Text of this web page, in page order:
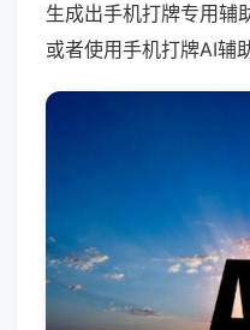
生成出手机打牌专用辅
或者使用手机打牌AI辅